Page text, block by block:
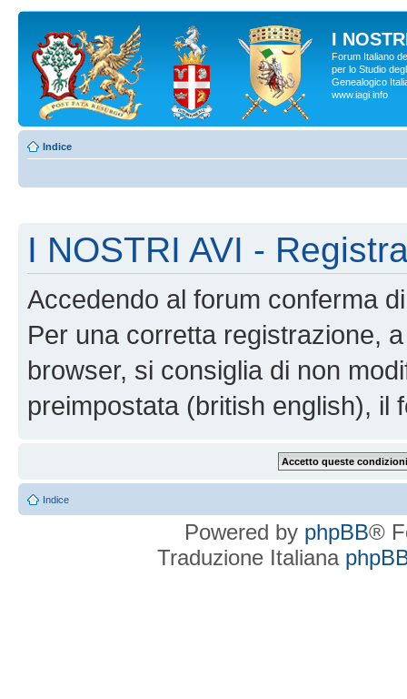
I
Forum Italiano
per lo Studio
Genealogico
www.iagi.info
Indice
I NOSTRI AVI -
Accedendo al forum conferma
Per una corretta registrazione,
browser, si consiglia di non
preimpostata (british english), il
Indice
Powered by phpBB®
Traduzione Italiana